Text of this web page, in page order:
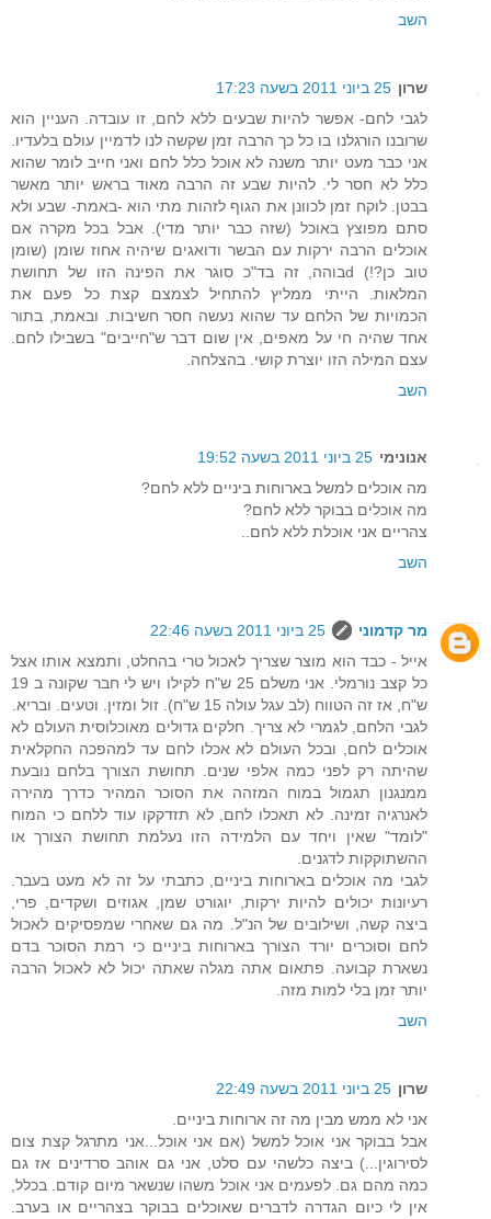
השב
שרון 25 ביוני 2011 בשעה 17:23
לגבי לחם- אפשר להיות שבעים ללא לחם, זו עובדה. העניין הוא
שרובנו הורגלנו בו כל כך הרבה זמן שקשה לנו לדמיין עולם בלעדיו.
אני כבר מעט יותר משנה לא אוכל כלל לחם ואני חייב לומר שהוא
כלל לא חסר לי. להיות שבע זה הרבה מאוד בראש יותר מאשר
בבטן. לוקח זמן לכוונן את הגוף לזהות מתי הוא -באמת- שבע ולא
סתם מפוצץ באוכל (שזה כבר יותר מדי). אבל בכל מקרה אם
אוכלים הרבה ירקות עם הבשר ודואגים שיהיה אחוז שומן (שומן
טוב כן?!) dבוהה, זה בד"כ סוגר את הפינה הזו של תחושת
המלאות. הייתי ממליץ להתחיל לצמצם קצת כל פעם את
הכמויות של הלחם עד שהוא נעשה חסר חשיבות. ובאמת, בתור
אחד שהיה חי על מאפים, אין שום דבר ש"חייבים" בשבילו לחם.
עצם המילה הזו יוצרת קושי. בהצלחה.
השב
אנונימי 25 ביוני 2011 בשעה 19:52
מה אוכלים למשל בארוחות ביניים ללא לחם?
מה אוכלים בבוקר ללא לחם?
צהריים אני אוכלת ללא לחם..
השב
מר קדמוני
25 ביוני 2011 בשעה 22:46
אייל - כבד הוא מוצר שצריך לאכול טרי בהחלט, ותמצא אותו אצל
כל קצב נורמלי. אני משלם 25 ש"ח לקילו ויש לי חבר שקונה ב 19
ש"ח, אז זה הטווח (לב עגל עולה 15 ש"ח). זול ומזין. וטעים. ובריא.
לגבי הלחם, לגמרי לא צריך. חלקים גדולים מאוכלוסית העולם לא
אוכלים לחם, ובכל העולם לא אכלו לחם עד למהפכה החקלאית
שהיתה רק לפני כמה אלפי שנים. תחושת הצורך בלחם נובעת
ממנגנון תגמול במוח המזהה את הסוכר המהיר כדרך מהירה
לאנרגיה זמינה. לא תאכלו לחם, לא תזדקקו עוד ללחם כי המוח
"לומד" שאין ויחד עם הלמידה הזו נעלמת תחושת הצורך או
ההשתוקקות לדגנים.
לגבי מה אוכלים בארוחות ביניים, כתבתי על זה לא מעט בעבר.
רעיונות יכולים להיות ירקות, יוגורט שמן, אגוזים ושקדים, פרי,
ביצה קשה, ושילובים של הנ"ל. מה גם שאחרי שמפסיקים לאכול
לחם וסוכרים יורד הצורך בארוחות ביניים כי רמת הסוכר בדם
נשארת קבועה. פתאום אתה מגלה שאתה יכול לא לאכול הרבה
יותר זמן בלי למות מזה.
השב
שרון 25 ביוני 2011 בשעה 22:49
אני לא ממש מבין מה זה ארוחות ביניים.
אבל בבוקר אני אוכל למשל (אם אני אוכל...אני מתרגל קצת צום
לסירוגין...) ביצה כלשהי עם סלט, אני גם אוהב סרדינים אז גם
כמה מהם גם. לפעמים אני אוכל משהו שנשאר מיום קודם. בכלל,
אין לי כיום הגדרה לדברים שאוכלים בבוקר בצהריים או בערב.